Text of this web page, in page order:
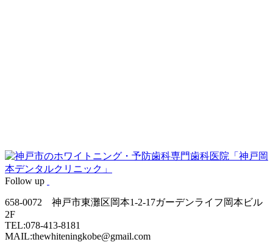
Follow up
658-0072 神戸市東灘区岡本1-2-17ガーデンライフ岡本ビル
2F
TEL:078-413-8181
MAIL:thewhiteningkobe@gmail.com